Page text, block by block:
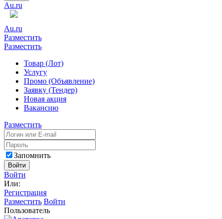
Au.ru
Au.ru
Разместить
Разместить
Товар (Лот)
Услугу
Промо (Объявление)
Заявку (Тендер)
Новая акция
Вакансию
Разместить
Запомнить
Войти
Войти
Или:
Регистрация
Разместить Войти
Пользователь